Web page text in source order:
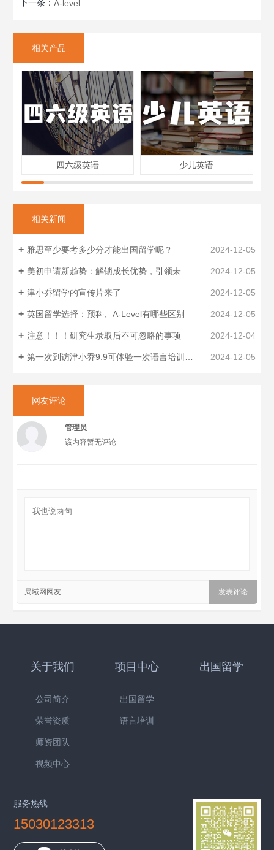
下一条： A-level
相关产品
四六级英语 少儿英语
相关新闻
雅思至少要考多少分才能出国留学呢？ 2024-12-05
美初申请新趋势：解锁成长优势，引领未来航向 2024-12-05
津小乔留学的宣传片来了 2024-12-05
英国留学选择：预科、A-Level有哪些区别 2024-12-05
注意！！！研究生录取后不可忽略的事项 2024-12-04
第一次到访津小乔9.9可体验一次语言培训中一项科目的试听课 2024-12-05
网友评论
管理员
该内容暂无评论
局域网网友
关于我们
公司简介
荣誉资质
师资团队
视频中心
项目中心
出国留学
语言培训
出国留学
服务热线
15030123313